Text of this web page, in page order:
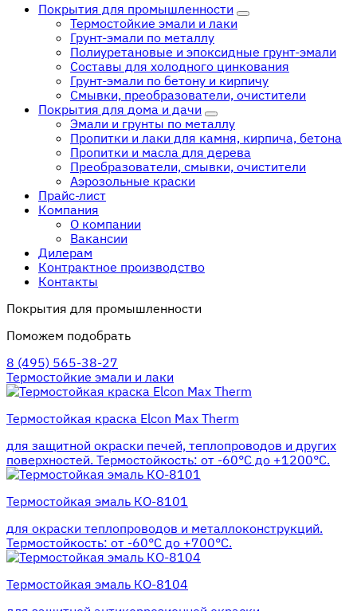
Покрытия для промышленности
Термостойкие эмали и лаки
Грунт-эмали по металлу
Полиуретановые и эпоксидные грунт-эмали
Составы для холодного цинкования
Грунт-эмали по бетону и кирпичу
Смывки, преобразователи, очистители
Покрытия для дома и дачи
Эмали и грунты по металлу
Пропитки и лаки для камня, кирпича, бетона
Пропитки и масла для дерева
Преобразователи, смывки, очистители
Аэрозольные краски
Прайс-лист
Компания
О компании
Вакансии
Дилерам
Контрактное производство
Контакты
Покрытия для промышленности
Поможем подобрать
8 (495) 565-38-27
Термостойкие эмали и лаки
Термостойкая краска Elcon Max Therm
для защитной окраски печей, теплопроводов и других
поверхностей. Термостойкость: от -60°С до +1200°С.
Термостойкая эмаль КО-8101
для окраски теплопроводов и металлоконструкций.
Термостойкость: от -60°С до +700°С.
Термостойкая эмаль КО-8104